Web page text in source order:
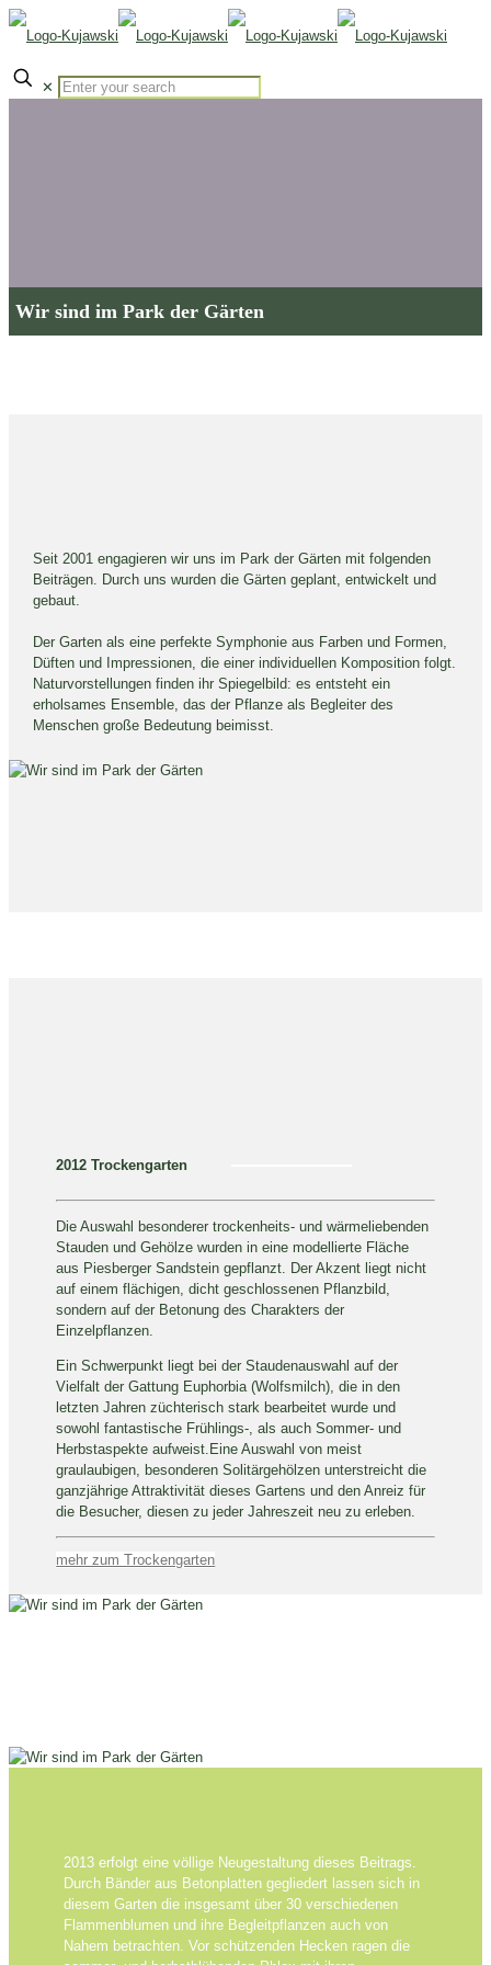
✕
Wir sind im Park der Gärten
Seit 2001 engagieren wir uns im Park der Gärten mit folgenden
Beiträgen. Durch uns wurden die Gärten geplant, entwickelt und
gebaut.
Der Garten als eine perfekte Symphonie aus Farben und Formen,
Düften und Impressionen, die einer individuellen Komposition folgt.
Naturvorstellungen finden ihr Spiegelbild: es entsteht ein
erholsames Ensemble, das der Pflanze als Begleiter des
Menschen große Bedeutung beimisst.
2012 Trockengarten
Die Auswahl besonderer trockenheits- und wärmeliebenden
Stauden und Gehölze wurden in eine modellierte Fläche
aus Piesberger Sandstein gepflanzt. Der Akzent liegt nicht
auf einem flächigen, dicht geschlossenen Pflanzbild,
sondern auf der Betonung des Charakters der
Einzelpflanzen.
Ein Schwerpunkt liegt bei der Staudenauswahl auf der
Vielfalt der Gattung Euphorbia (Wolfsmilch), die in den
letzten Jahren züchterisch stark bearbeitet wurde und
sowohl fantastische Frühlings-, als auch Sommer- und
Herbstaspekte aufweist.Eine Auswahl von meist
graulaubigen, besonderen Solitärgehölzen unterstreicht die
ganzjährige Attraktivität dieses Gartens und den Anreiz für
die Besucher, diesen zu jeder Jahreszeit neu zu erleben.
mehr zum Trockengarten
2013 erfolgt eine völlige Neugestaltung dieses Beitrags.
Durch Bänder aus Betonplatten gegliedert lassen sich in
diesem Garten die insgesamt über 30 verschiedenen
Flammenblumen und ihre Begleitpflanzen auch von
Nahem betrachten. Vor schützenden Hecken ragen die